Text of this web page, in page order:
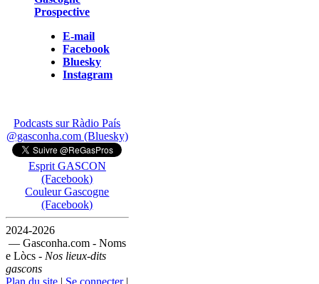
Prospective
E-mail
Facebook
Bluesky
Instagram
Podcasts sur Ràdio País
@gasconha.com (Bluesky)
Esprit GASCON
(Facebook)
Couleur Gascogne
(Facebook)
2024-2026
— Gasconha.com - Noms
e Lòcs - Nos lieux-dits
gascons